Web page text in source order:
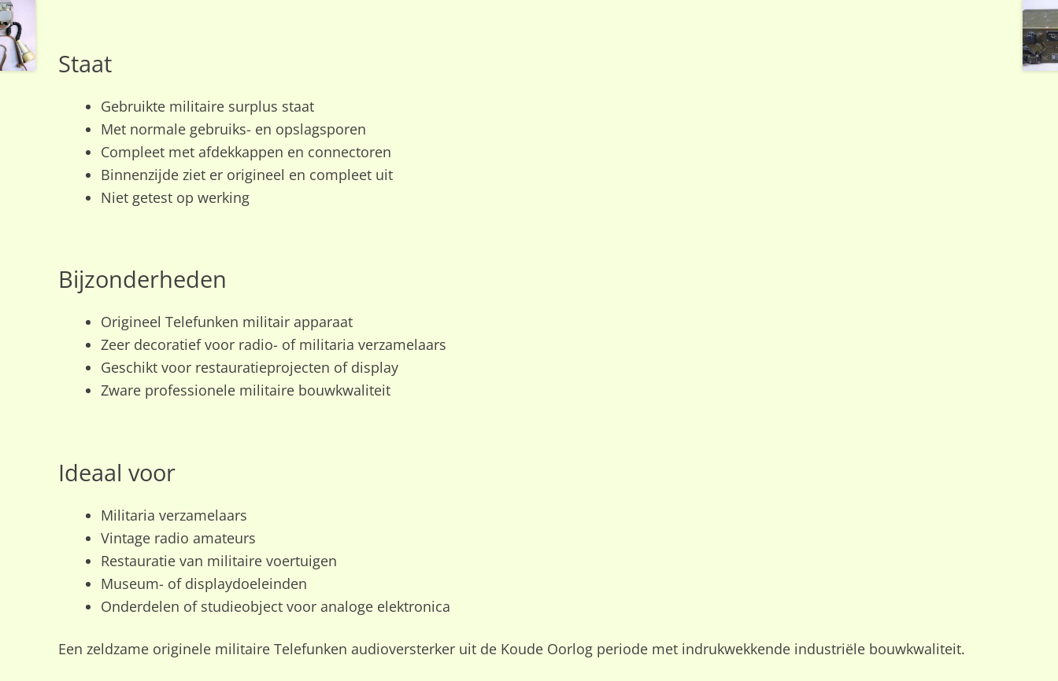
Staat
Gebruikte militaire surplus staat
Met normale gebruiks- en opslagsporen
Compleet met afdekkappen en connectoren
Binnenzijde ziet er origineel en compleet uit
Niet getest op werking
Bijzonderheden
Origineel Telefunken militair apparaat
Zeer decoratief voor radio- of militaria verzamelaars
Geschikt voor restauratieprojecten of display
Zware professionele militaire bouwkwaliteit
Ideaal voor
Militaria verzamelaars
Vintage radio amateurs
Restauratie van militaire voertuigen
Museum- of displaydoeleinden
Onderdelen of studieobject voor analoge elektronica
Een zeldzame originele militaire Telefunken audioversterker uit de Koude Oorlog periode met indrukwekkende industriële bouwkwaliteit.